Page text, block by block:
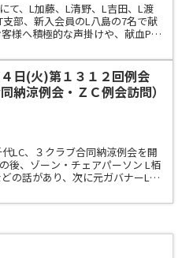
て、L加藤、L清野、L吉田、L渡
部、新入会員のL八島の7名で献
様へ積極的な声掛けや、献血PR
４日(火)第１３１２回例会
同納涼例会・ＺＣ例会訪問）
LC、３クラブ合同納涼例会を開
後、ゾーン・チェアパーソン L栢
の話があり、次に元ガバナーL中